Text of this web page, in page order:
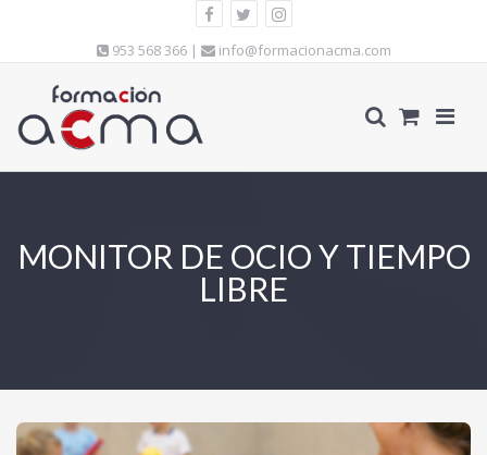
953 568 366 | info@formacionacma.com
MONITOR DE OCIO Y TIEMPO
LIBRE